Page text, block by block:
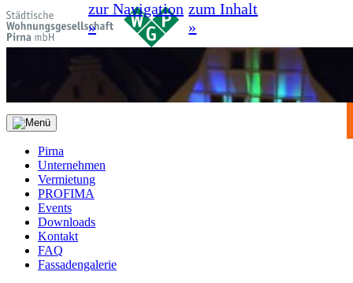
zur Navigation
»
zum Inhalt
»
Pirna
Unternehmen
Vermietung
PROFIMA
Events
Downloads
Kontakt
FAQ
Fassadengalerie